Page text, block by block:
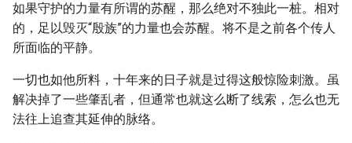
如果守护的力量有所谓的苏醒，那么绝对不独此一桩。相对
的，足以毁灭“殷族”的力量也会苏醒。将不是之前各个传人
所面临的平静。
一切也如他所料，十年来的日子就是过得这般惊险刺激。虽
解决掉了一些肇乱者，但通常也就这么断了线索，怎么也无
法往上追查其延伸的脉络。